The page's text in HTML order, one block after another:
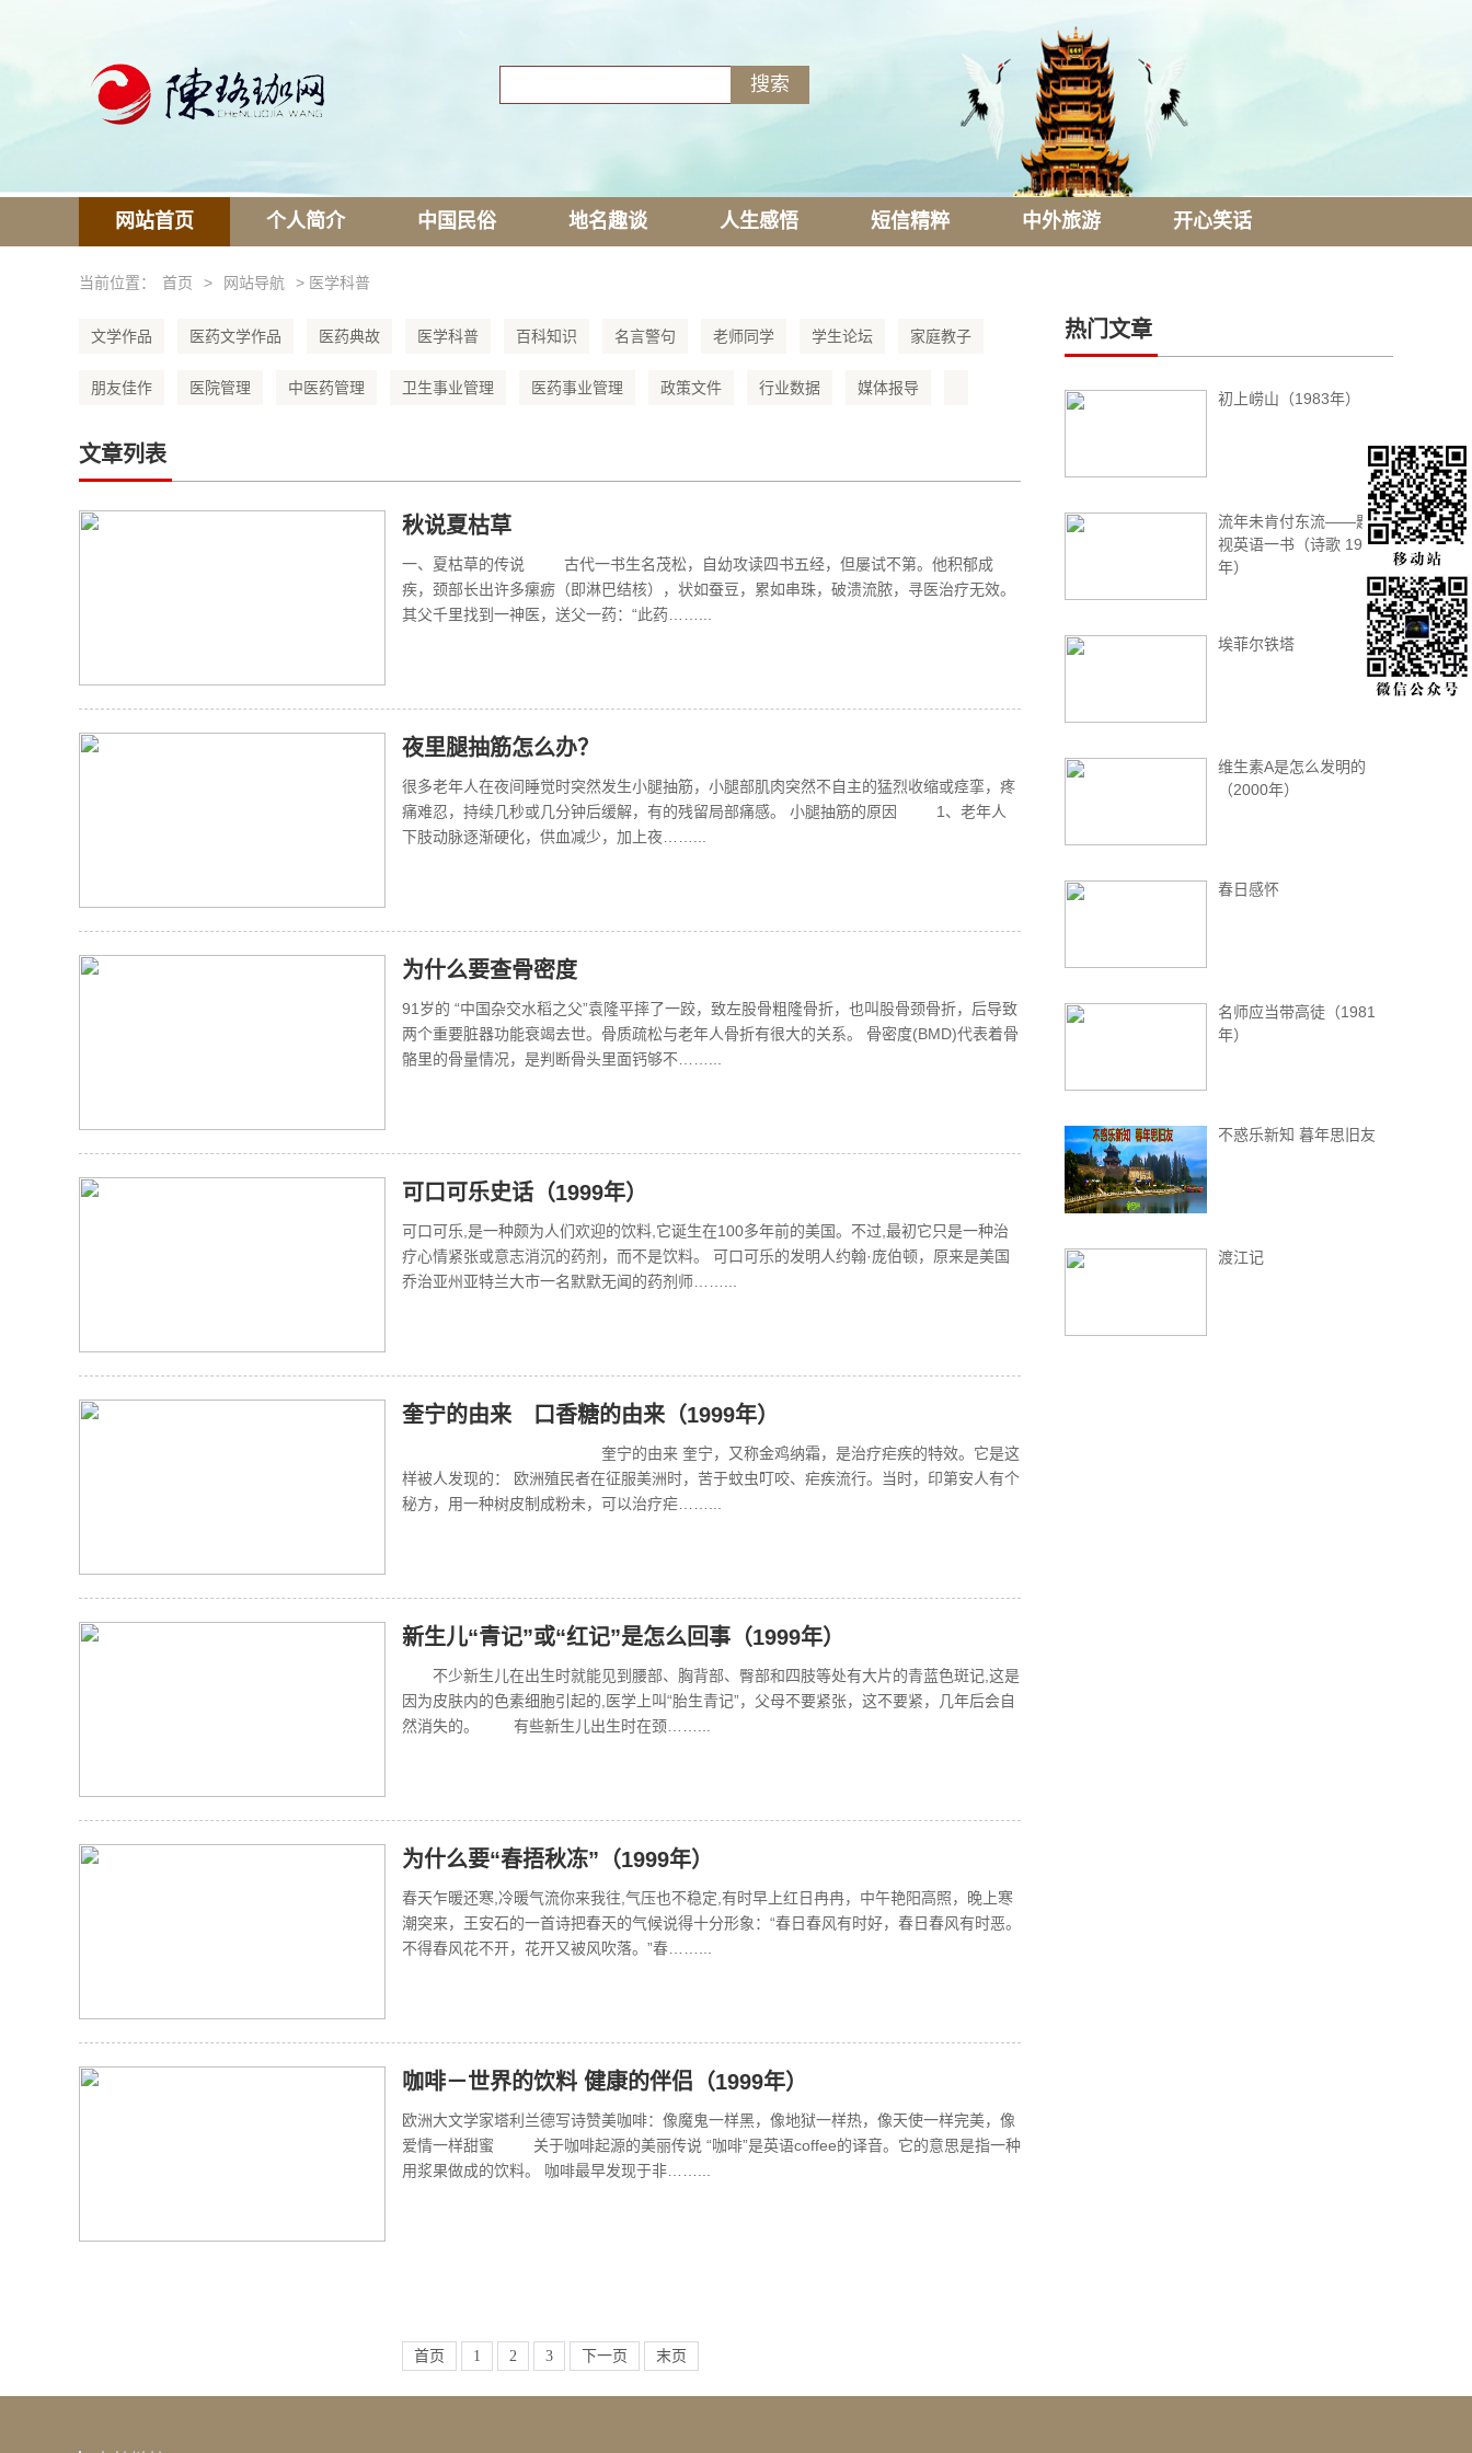
网站首页 个人简介 中国民俗 地名趣谈 人生感悟 短信精粹 中外旅游 开心笑话
当前位置： 首页 > 网站导航 > 医学科普
文学作品 医药文学作品 医药典故 医学科普 百科知识 名言警句 老师同学 学生论坛 家庭教子
朋友佳作 医院管理 中医药管理 卫生事业管理 医药事业管理 政策文件 行业数据 媒体报导
文章列表
秋说夏枯草
一、夏枯草的传说 古代一书生名茂松，自幼攻读四书五经，但屡试不第。他积郁成
疾，颈部长出许多瘰疬（即淋巴结核），状如蚕豆，累如串珠，破溃流脓，寻医治疗无效。
其父千里找到一神医，送父一药：“此药……...
夜里腿抽筋怎么办？
很多老年人在夜间睡觉时突然发生小腿抽筋，小腿部肌肉突然不自主的猛烈收缩或痉挛，疼
痛难忍，持续几秒或几分钟后缓解，有的残留局部痛感。 小腿抽筋的原因 1、老年人
下肢动脉逐渐硬化，供血减少，加上夜……...
为什么要查骨密度
91岁的 “中国杂交水稻之父”袁隆平摔了一跤，致左股骨粗隆骨折，也叫股骨颈骨折，后导致
两个重要脏器功能衰竭去世。骨质疏松与老年人骨折有很大的关系。 骨密度(BMD)代表着骨
骼里的骨量情况，是判断骨头里面钙够不……...
可口可乐史话（1999年）
可口可乐,是一种颇为人们欢迎的饮料,它诞生在100多年前的美国。不过,最初它只是一种治
疗心情紧张或意志消沉的药剂，而不是饮料。 可口可乐的发明人约翰·庞伯顿，原来是美国
乔治亚州亚特兰大市一名默默无闻的药剂师……...
奎宁的由来 口香糖的由来（1999年）
奎宁的由来 奎宁，又称金鸡纳霜，是治疗疟疾的特效。它是这
样被人发现的： 欧洲殖民者在征服美洲时，苦于蚊虫叮咬、疟疾流行。当时，印第安人有个
秘方，用一种树皮制成粉未，可以治疗疟……...
新生儿“青记”或“红记”是怎么回事（1999年）
不少新生儿在出生时就能见到腰部、胸背部、臀部和四肢等处有大片的青蓝色斑记,这是
因为皮肤内的色素细胞引起的,医学上叫“胎生青记”，父母不要紧张，这不要紧，几年后会自
然消失的。 有些新生儿出生时在颈……...
为什么要“春捂秋冻”（1999年）
春天乍暖还寒,冷暖气流你来我往,气压也不稳定,有时早上红日冉冉，中午艳阳高照，晚上寒
潮突来，王安石的一首诗把春天的气候说得十分形象：“春日春风有时好，春日春风有时恶。
不得春风花不开，花开又被风吹落。”春……...
咖啡－世界的饮料 健康的伴侣（1999年）
欧洲大文学家塔利兰德写诗赞美咖啡：像魔鬼一样黑，像地狱一样热，像天使一样完美，像
爱情一样甜蜜 关于咖啡起源的美丽传说 “咖啡”是英语coffee的译音。它的意思是指一种
用浆果做成的饮料。 咖啡最早发现于非……...
首页 1 2 3 下一页 末页
热门文章
初上崂山（1983年）
流年未肯付东流——题电
视英语一书（诗歌 1990
年）
埃菲尔铁塔
维生素A是怎么发明的
（2000年）
春日感怀
名师应当带高徒（1981
年）
不惑乐新知 暮年思旧友
渡江记